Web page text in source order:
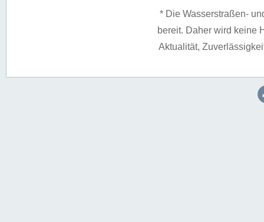
* Die Wasserstraßen-
bereit. Daher wird keine
Aktualität,